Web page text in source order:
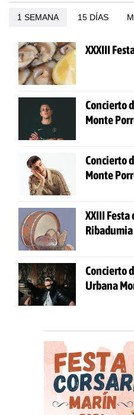
1 SEMANA 15 DÍAS
XXXIII
Concierto
Monte
Concierto
Monte
XXIII Festa
Ribadumia
Concierto
Urbana